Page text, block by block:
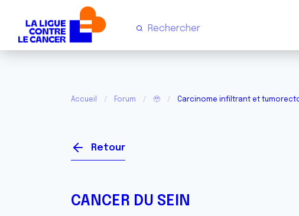
Accueil Forum 🥹 Carcinome infiltrant et
Retour
CANCER DU SEIN